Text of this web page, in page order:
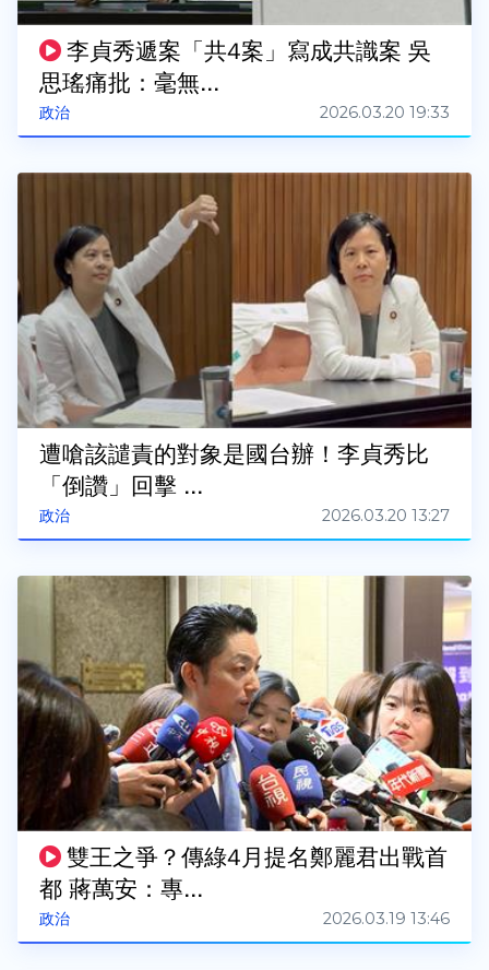
政治
李貞秀遞案「共4案」寫成共識案 吳
思瑤痛批：毫無...
2026.03.20 19:33
政治
遭嗆該譴責的對象是國台辦！李貞秀比
「倒讚」回擊 ...
2026.03.20 13:27
政治
雙王之爭？傳綠4月提名鄭麗君出戰首
都 蔣萬安：專...
2026.03.19 13:46